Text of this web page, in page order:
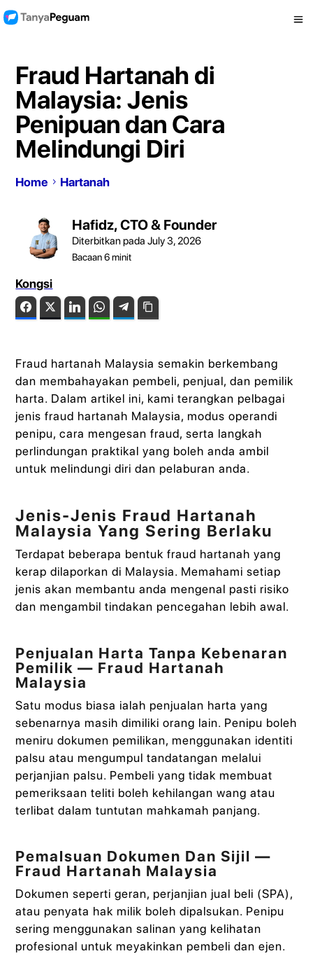
Fraud Hartanah di
Malaysia: Jenis
Penipuan dan Cara
Melindungi Diri
Home Hartanah
Hafidz, CTO & Founder
Diterbitkan pada July 3, 2026
Bacaan6minit
Kongsi
FacebookTwitter LinkedIn WhatsAppTelegram
Fraud hartanah Malaysia semakin berkembang
dan membahayakan pembeli, penjual, dan pemilik
harta. Dalam artikel ini, kami terangkan pelbagai
jenis fraud hartanah Malaysia, modus operandi
penipu, cara mengesan fraud, serta langkah
perlindungan praktikal yang boleh anda ambil
untuk melindungi diri dan pelaburan anda.
Jenis-Jenis Fraud Hartanah
Malaysia Yang Sering Berlaku
Terdapat beberapa bentuk fraud hartanah yang
kerap dilaporkan di Malaysia. Memahami setiap
jenis akan membantu anda mengenal pasti risiko
dan mengambil tindakan pencegahan lebih awal.
Penjualan Harta Tanpa Kebenaran
Pemilik — Fraud Hartanah
Malaysia
Satu modus biasa ialah penjualan harta yang
sebenarnya masih dimiliki orang lain. Penipu boleh
meniru dokumen pemilikan, menggunakan identiti
palsu atau mengumpul tandatangan melalui
perjanjian palsu. Pembeli yang tidak membuat
pemeriksaan teliti boleh kehilangan wang atau
terlibat dalam tuntutan mahkamah panjang.
Pemalsuan Dokumen Dan Sijil —
Fraud Hartanah Malaysia
Dokumen seperti geran, perjanjian jual beli (SPA),
atau penyata hak milik boleh dipalsukan. Penipu
sering menggunakan salinan yang kelihatan
profesional untuk meyakinkan pembeli dan ejen.